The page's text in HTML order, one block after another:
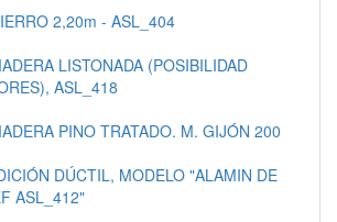
2,20m - ASL_404
LISTONADA (POSIBILIDAD
ASL_418
PINO TRATADO. M. GIJÓN 200
DÚCTIL, MODELO "ALAMIN DE
ASL_412"